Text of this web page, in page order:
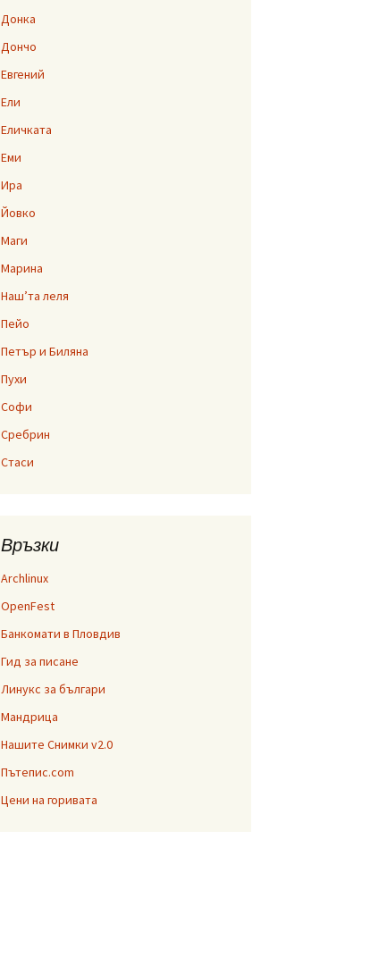
Донка
Дончо
Евгений
Ели
Еличката
Еми
Ира
Йовко
Маги
Марина
Наш’та леля
Пейо
Петър и Биляна
Пухи
Софи
Сребрин
Стаси
Връзки
Archlinux
OpenFest
Банкомати в Пловдив
Гид за писане
Линукс за българи
Мандрица
Нашите Снимки v2.0
Пътепис.com
Цени на горивата